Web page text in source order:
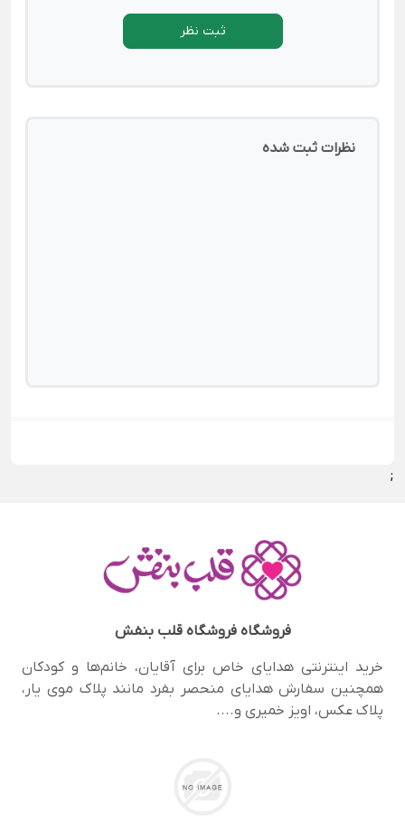
ثبت نظر
نظرات ثبت شده
;
فروشگاهفروشگاه قلب بنفش
خرید اینترنتی هدایای خاص برای آقایان، خانم‌ها و کودکان
همچنین سفارش هدایای منحصر‌ بفرد مانند پلاک موی یار،
پلاک عکس، اویز خمیری و....